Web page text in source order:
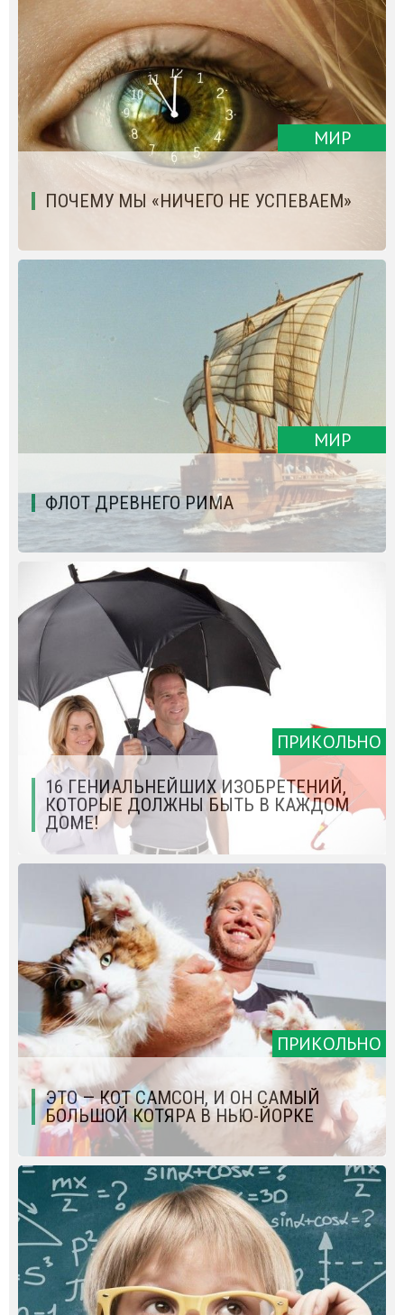
МИР
ПОЧЕМУ МЫ «НИЧЕГО НЕ УСПЕВАЕМ»
МИР
ФЛОТ ДРЕВНЕГО РИМА
ПРИКОЛЬНО
16 ГЕНИАЛЬНЕЙШИХ ИЗОБРЕТЕНИЙ,
КОТОРЫЕ ДОЛЖНЫ БЫТЬ В КАЖДОМ
ДОМЕ!
ПРИКОЛЬНО
ЭТО — КОТ САМCОН, И ОН САМЫЙ
БОЛЬШОЙ КОТЯРА В НЬЮ-ЙОРКЕ